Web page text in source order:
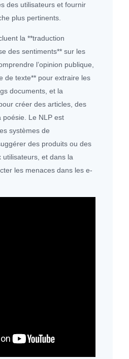
des utilisateurs et fournir
plus pertinents.
la **traduction
des sentiments** sur les
l’opinion publique,
de texte** pour extraire les
documents, et la
créer des articles, des
poésie. Le NLP est
systèmes de
des produits ou des
utilisateurs, et dans la
les menaces dans les e-